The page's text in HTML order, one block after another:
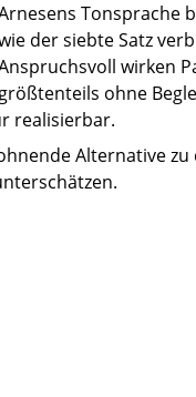
Tonsprache
der siebte Satz
wirken
ohne
realisierbar.
Alternative